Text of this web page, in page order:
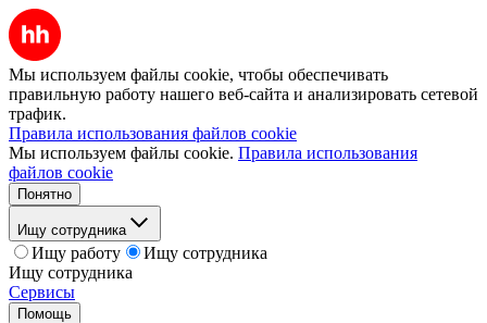
Мы используем файлы cookie, чтобы обеспечивать
правильную работу нашего веб-сайта и анализировать сетевой
трафик.
Правила использования файлов cookie
Мы используем файлы cookie. Правила использования
файлов cookie
Понятно
Ищу сотрудника
Ищу работу
Ищу сотрудника
Ищу сотрудника
Сервисы
Помощь